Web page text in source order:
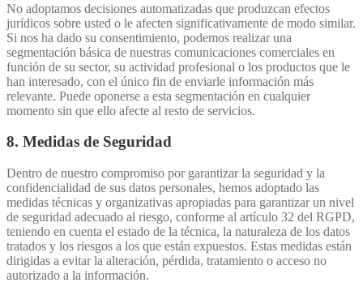
No adoptamos decisiones automatizadas que produzcan efectos
jurídicos sobre usted o le afecten significativamente de modo similar.
Si nos ha dado su consentimiento, podemos realizar una
segmentación básica de nuestras comunicaciones comerciales en
función de su sector, su actividad profesional o los productos que le
han interesado, con el único fin de enviarle información más
relevante. Puede oponerse a esta segmentación en cualquier
momento sin que ello afecte al resto de servicios.
8. Medidas de Seguridad
Dentro de nuestro compromiso por garantizar la seguridad y la
confidencialidad de sus datos personales, hemos adoptado las
medidas técnicas y organizativas apropiadas para garantizar un nivel
de seguridad adecuado al riesgo, conforme al artículo 32 del RGPD,
teniendo en cuenta el estado de la técnica, la naturaleza de los datos
tratados y los riesgos a los que están expuestos. Estas medidas están
dirigidas a evitar la alteración, pérdida, tratamiento o acceso no
autorizado a la información.